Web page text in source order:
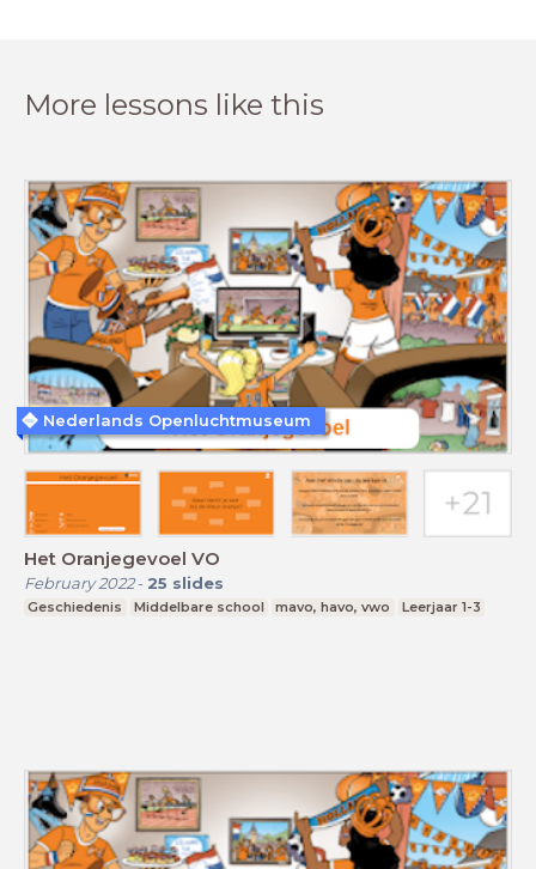
More lessons like this
Het Oranjegevoel VO
February 2022- 25 slides
Geschiedenis Middelbare school mavo, havo, vwo Leerjaar 1-3
Nederlands Openluchtmuseum